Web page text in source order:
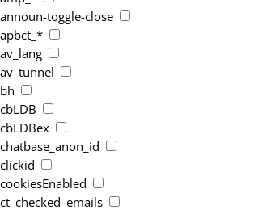
announ-toggle-close
apbct_*
av_lang
av_tunnel
bh
cbLDB
cbLDBex
chatbase_anon_id
clickid
cookiesEnabled
ct_checked_emails